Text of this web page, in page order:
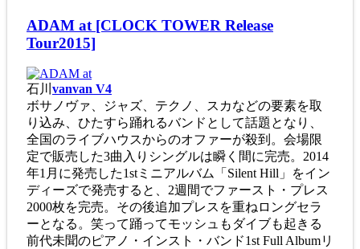
ADAM at [CLOCK TOWER Release
Tour2015]
石川 vanvan V4
ボサノヴァ、ジャズ、テクノ、スカなどの要素を取
り込み、ひたすら踊れるバンドとして話題となり、
全国のライブハウスからのオファーが殺到。会場限
定で販売した3曲入りシングルは瞬く間に完売。2014
年1月に発売した1stミニアルバム「Silent Hill」をイン
ディーズで発売すると、2週間でファースト・プレス
2000枚を完売。その後追加プレスを重ねロングセラ
ーとなる。笑って踊ってモッシュもダイブも起きる
前代未聞のピアノ・インスト・バンド1st Full Albumリ